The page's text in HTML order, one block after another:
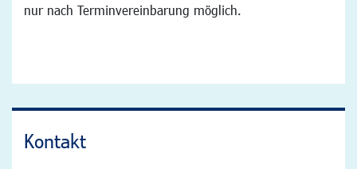
nur nach Terminvereinbarung möglich.
Kontakt